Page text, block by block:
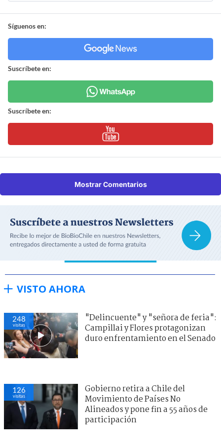
Síguenos en:
Suscríbete en:
Suscríbete en:
Mostrar Comentarios
VISTO AHORA
248
visitas
"Delincuente" y "señora de feria":
Campillai y Flores protagonizan
duro enfrentamiento en el Senado
126
visitas
Gobierno retira a Chile del
Movimiento de Países No
Alineados y pone fin a 55 años de
participación